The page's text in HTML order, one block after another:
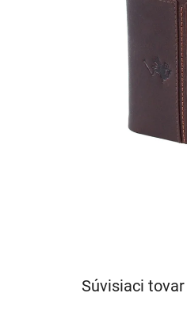
Súvisiaci tovar